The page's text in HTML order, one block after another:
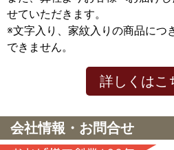
せていただきます。
※文字入り、家紋入りの商品につ
できません。
詳しくはこ
会社情報・お問合せ